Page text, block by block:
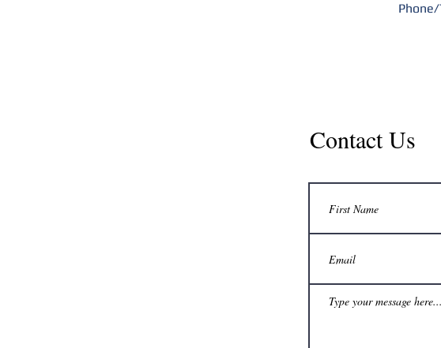
Contact Us